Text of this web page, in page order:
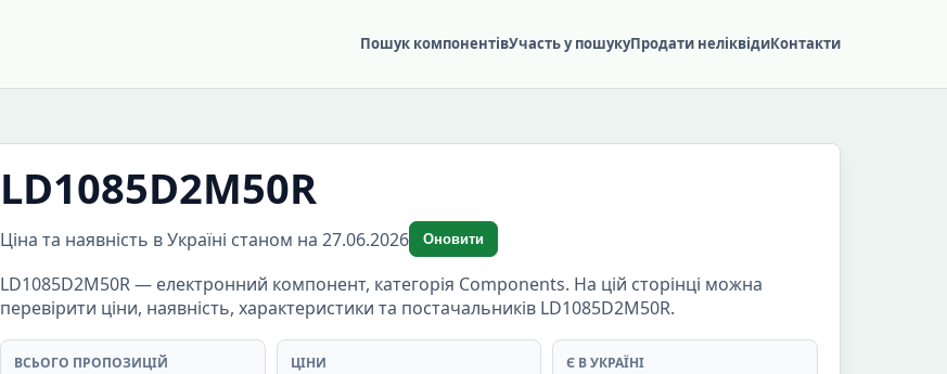
Пошук компонентівУчасть у пошукуПродати неліквідиКонтакти
LD1085D2M50R
Ціна та наявність в Україні станом на 27.06.2026 Оновити
LD1085D2M50R — електронний компонент, категорія Components. На цій сторінці можна
перевірити ціни, наявність, характеристики та постачальників LD1085D2M50R.
ВСЬОГО ПРОПОЗИЦІЙ ЦІНИ Є В УКРАЇНІ